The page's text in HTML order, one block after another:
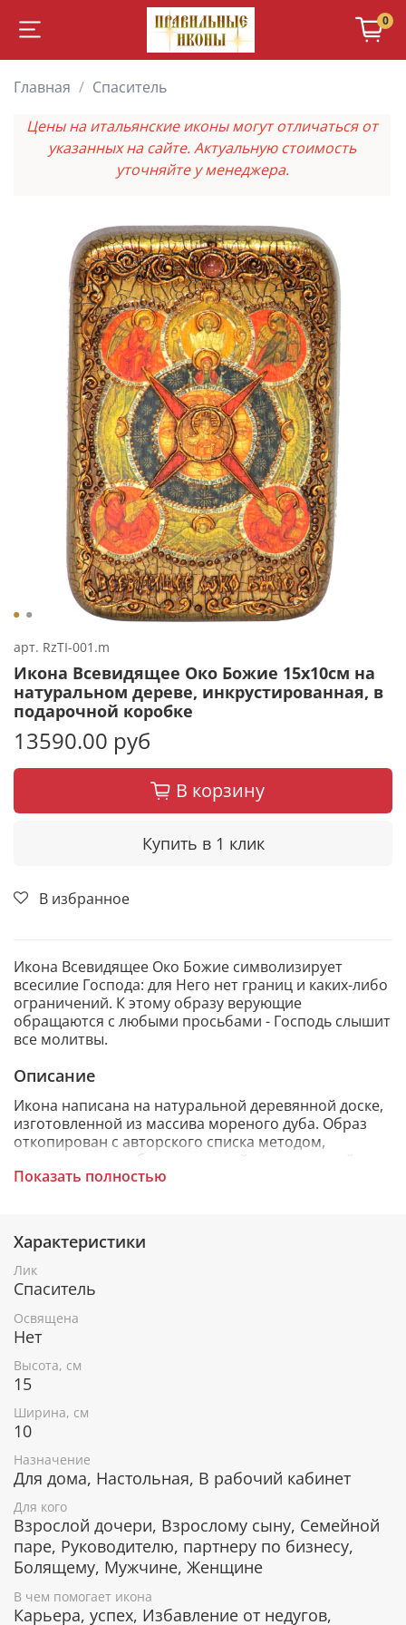
0
Главная
Спаситель
Цены на итальянские иконы могут отличаться от
указанных на сайте. Актуальную стоимость
уточняйте у менеджера.
арт. RzTI-001.m
Икона Всевидящее Око Божие 15х10см на
натуральном дереве, инкрустированная, в
подарочной коробке
13590.00 руб
В корзину
Купить в 1 клик
В избранное
Икона Всевидящее Око Божие символизирует
всесилие Господа: для Него нет границ и каких-либо
ограничений. К этому образу верующие
обращаются с любыми просьбами - Господь слышит
все молитвы.
Описание
Икона написана на натуральной деревянной доске,
изготовленной из массива мореного дуба. Образ
откопирован с авторского списка методом,
получившим одобрение русской православной
церкви.
При окончательном оформлении образа
использовались специальные фронтажные грунты,
выравнивающие лаки и темперные краски. Венец и
поля иконы вручную украшены рельефным
орнаментом и натуральным жемчугом или
полудрагоценными камнями.
Божие
От негативного влияния и дурного глаза.
Защита от различных бед и несчастий.
Помогает раскрыть скрытые способности
человека.
Избавление от проблем со зрением, от
слепоты.
Защита от скорби.
греховными мыслями.
Родителям дает мудрость в воспитании детей.
Показать полностью
Характеристики
Лик
Спаситель
Освящена
Нет
Высота, см
15
Ширина, см
10
Назначение
Для дома, Настольная, В рабочий кабинет
Для кого
Взрослой дочери, Взрослому сыну, Семейной
паре, Руководителю, партнеру по бизнесу,
Болящему, Мужчине, Женщине
В чем помогает икона
Карьера, успех, Избавление от недугов,